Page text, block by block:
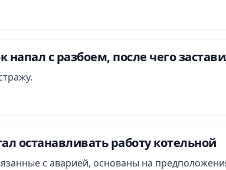
напал с разбоем, после чего
останавливать работу котельной
с аварией, основаны на